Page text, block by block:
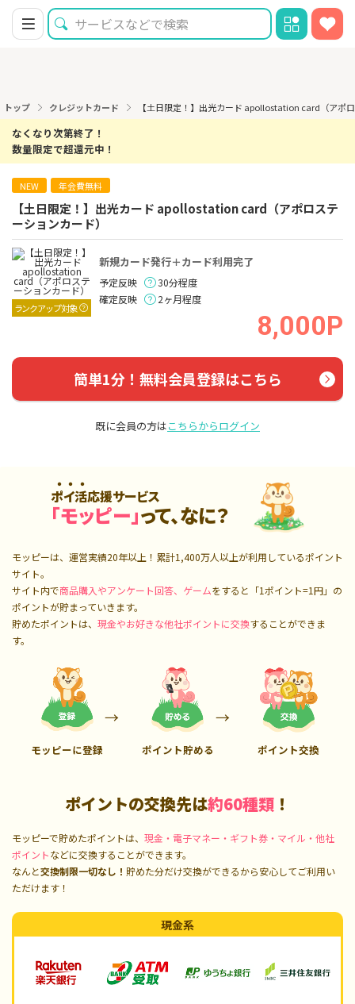
トップ クレジットカード 【土日限定！】出光カード apollostation card（アポ
なくなり次第終了！
数量限定で超還元中！
NEW 年会費無料
【土日限定！】出光カード apollostation card（アポロステ
ーションカード）
ランクアップ対象
新規カード発行＋カード利用完了
予定反映
30分程度
確定反映
2ヶ月程度
8,000P
簡単1分！無料会員登録はこちら
既に会員の方はこちらからログイン
ポイ活応援サービス
「モッピー」って、なに？
モッピーは、運営実績20年以上！累計1,400万人以上が利用しているポイント
サイト。
サイト内で商品購入やアンケート回答、ゲームをすると「1ポイント=1円」の
ポイントが貯まっていきます。
貯めたポイントは、 現金やお好きな他社ポイントに交換することができま
す。
モッピーに登録 ポイント貯める ポイント交換
ポイントの交換先は約60種類 ！
モッピーで貯めたポイントは、 現金・電子マネー・ギフト券・マイル・他社
ポイントなどに交換することができます。
なんと交換制限一切なし！ 貯めた分だけ交換ができるから安心してご利用い
ただけます！
現金系